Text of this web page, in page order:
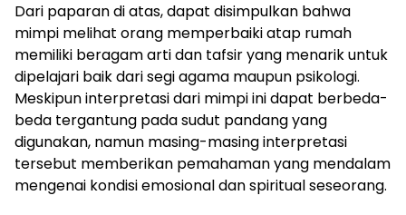
Dari paparan di atas, dapat disimpulkan bahwa
mimpi melihat orang memperbaiki atap rumah
memiliki beragam arti dan tafsir yang menarik untuk
dipelajari baik dari segi agama maupun psikologi.
Meskipun interpretasi dari mimpi ini dapat berbeda-
beda tergantung pada sudut pandang yang
digunakan, namun masing-masing interpretasi
tersebut memberikan pemahaman yang mendalam
mengenai kondisi emosional dan spiritual seseorang.